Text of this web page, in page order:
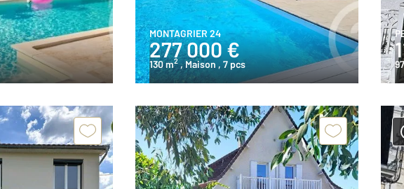
MONTAGRIER 24
277 000 €
130 m2 , Maison , 7 pcs